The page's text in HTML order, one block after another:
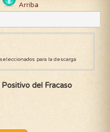
Arriba
para la descarga
del Fracaso